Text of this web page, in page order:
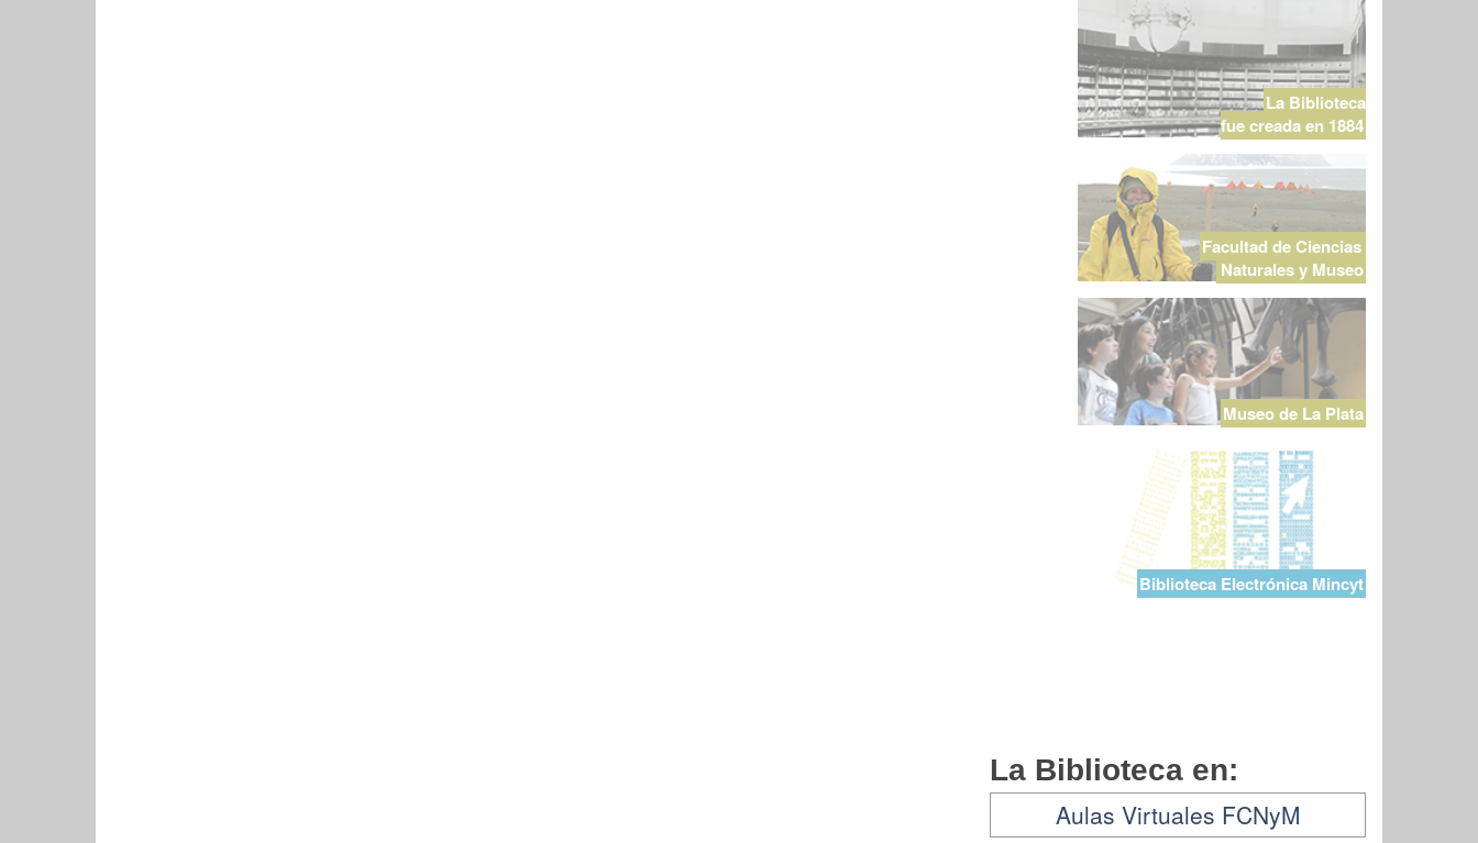
La Biblioteca
fue creada en 1884
Facultad de Ciencias
Naturales y Museo
Museo de La Plata
Biblioteca Electrónica Mincyt
La Biblioteca en:
Aulas Virtuales FCNyM